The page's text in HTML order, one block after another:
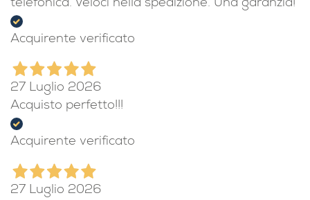
30 Luglio 2026
Disponibilissimi con consigli e assistenza
Acquirente verificato
27 Luglio 2026
Acquirente verificato